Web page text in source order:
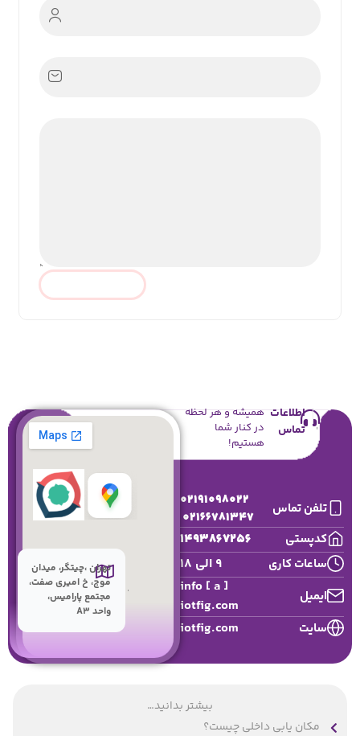
اطلاعات
تماس
همیشه و هر لحظه
در کنار شما
هستیم!
تلفن تماس
02191098022
02166781347
کدپستی
1493867256
ساعات کاری 9 الی 18
ایمیل
info [ a ]
iotfig.com
سایت iotfig.com
تهران ،چیتگر، میدان
موج، خ امیری صفت،
مجتمع پارامیس،
واحد A3
بیشتر بدانید…
مکان یابی داخلی چیست؟